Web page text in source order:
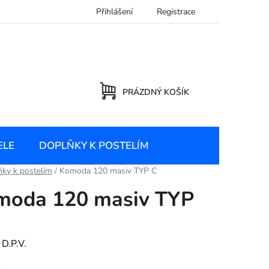
Přihlášení Registrace
PRÁZDNÝ KOŠÍK
DOPLŇKY K POSTELÍM
k postelím / Komoda 120 masiv TYP C
120 masiv TYP
D.P.V.